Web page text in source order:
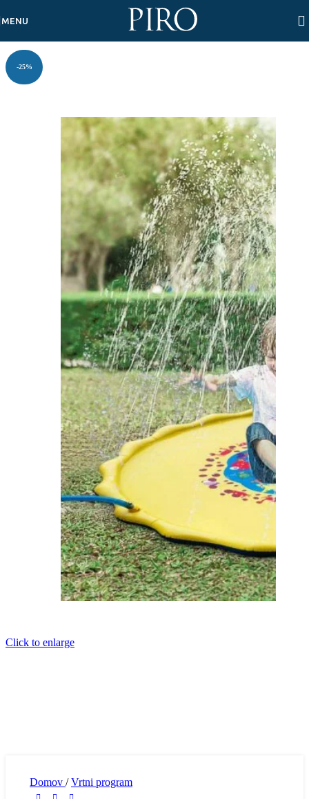
Skip to main content
MENU
-25%
Click to enlarge
Domov / Vrtni program